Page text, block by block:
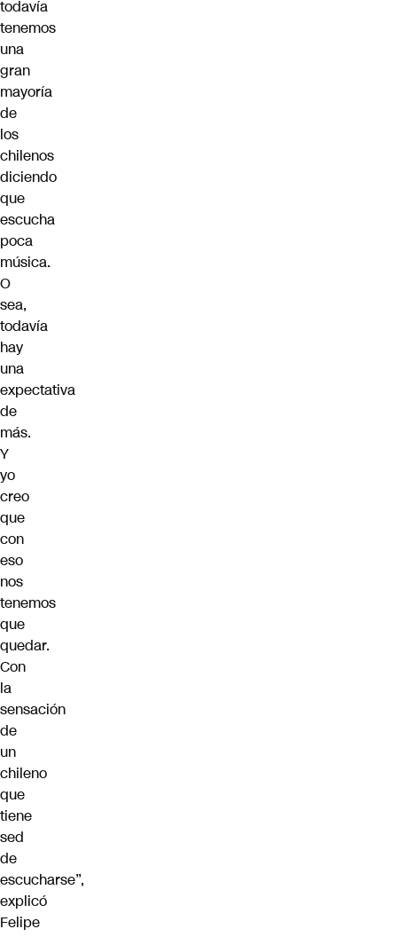
todavía
tenemos
una
gran
mayoría
de
los
chilenos
diciendo
que
escucha
poca
música.
O
sea,
todavía
hay
una
expectativa
de
más.
Y
yo
creo
que
con
eso
nos
tenemos
que
quedar.
Con
la
sensación
de
un
chileno
que
tiene
sed
de
escucharse”,
explicó
Felipe